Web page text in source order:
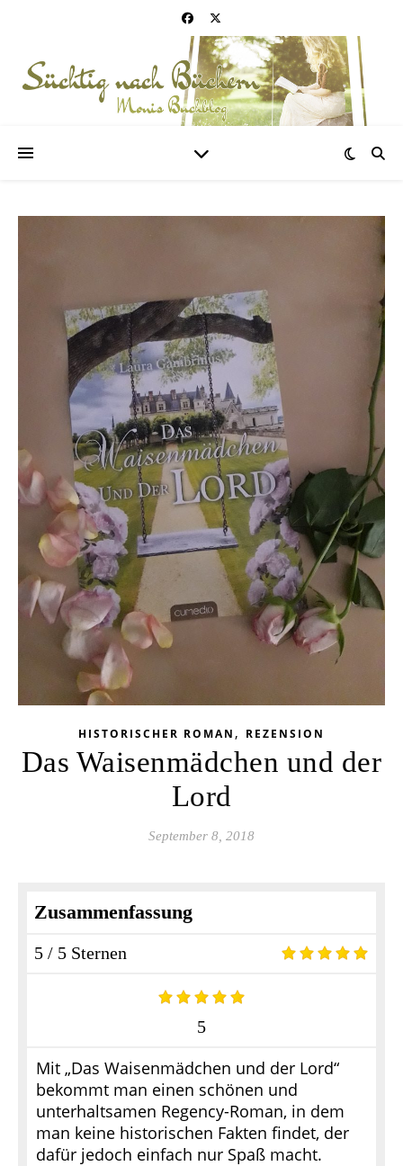
HISTORISCHER ROMAN , REZENSION
Das Waisenmädchen und der
Lord
September 8, 2018
Zusammenfassung
5 / 5 Sternen
5
Mit „Das Waisenmädchen und der Lord“
bekommt man einen schönen und
unterhaltsamen Regency-Roman, in dem
man keine historischen Fakten findet, der
dafür jedoch einfach nur Spaß macht.